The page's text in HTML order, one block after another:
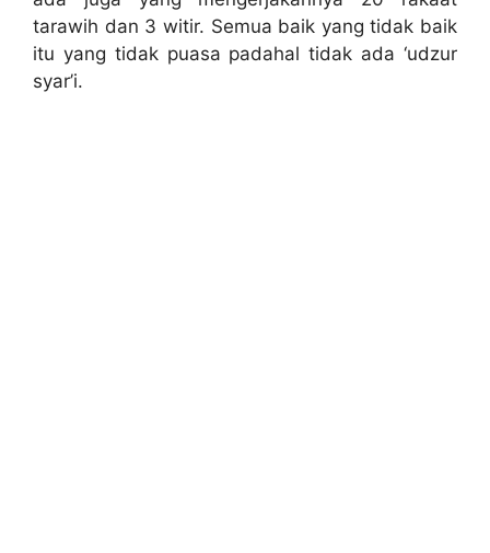
tarawih dan 3 witir. Semua baik yang tidak baik
itu yang tidak puasa padahal tidak ada ‘udzur
syar’i.